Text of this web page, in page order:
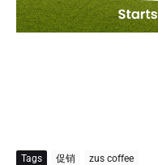
Tags 促销 zus coffee